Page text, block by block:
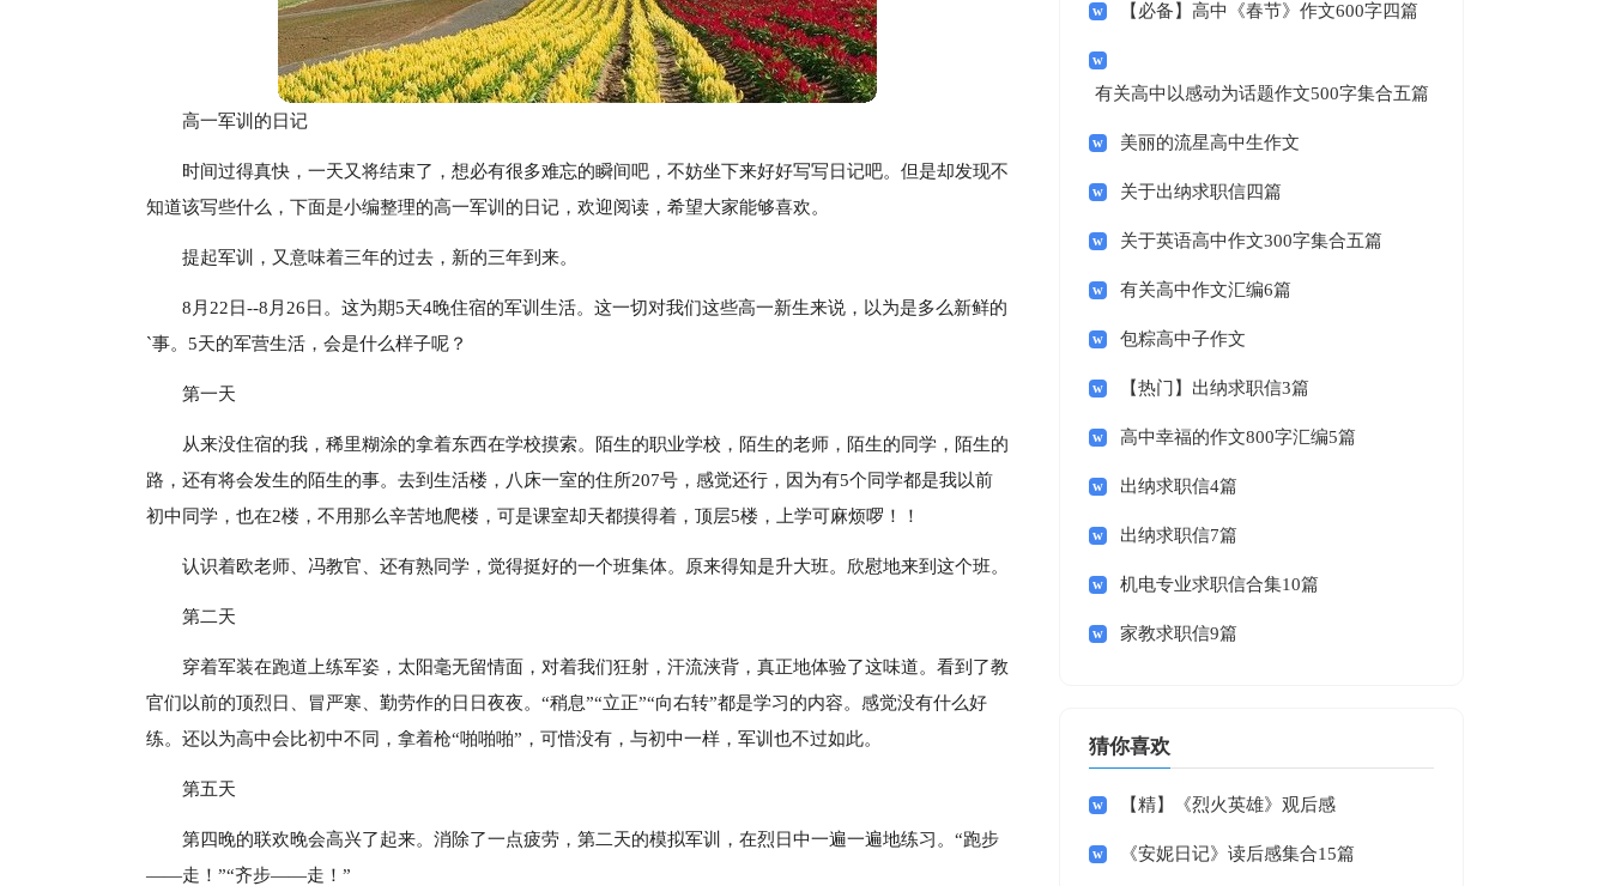
高一军训的日记
时间过得真快，一天又将结束了，想必有很多难忘的瞬间吧，不妨坐下来好好写写日记吧。但是却发现不
知道该写些什么，下面是小编整理的高一军训的日记，欢迎阅读，希望大家能够喜欢。
提起军训，又意味着三年的过去，新的三年到来。
8月22日--8月26日。这为期5天4晚住宿的军训生活。这一切对我们这些高一新生来说，以为是多么新鲜的
`事。5天的军营生活，会是什么样子呢？
第一天
从来没住宿的我，稀里糊涂的拿着东西在学校摸索。陌生的职业学校，陌生的老师，陌生的同学，陌生的
路，还有将会发生的陌生的事。去到生活楼，八床一室的住所207号，感觉还行，因为有5个同学都是我以前
初中同学，也在2楼，不用那么辛苦地爬楼，可是课室却天都摸得着，顶层5楼，上学可麻烦啰！！
认识着欧老师、冯教官、还有熟同学，觉得挺好的一个班集体。原来得知是升大班。欣慰地来到这个班。
第二天
穿着军装在跑道上练军姿，太阳毫无留情面，对着我们狂射，汗流浃背，真正地体验了这味道。看到了教
官们以前的顶烈日、冒严寒、勤劳作的日日夜夜。“稍息”“立正”“向右转”都是学习的内容。感觉没有什么好
练。还以为高中会比初中不同，拿着枪“啪啪啪”，可惜没有，与初中一样，军训也不过如此。
第五天
第四晚的联欢晚会高兴了起来。消除了一点疲劳，第二天的模拟军训，在烈日中一遍一遍地练习。“跑步
——走！”“齐步——走！”
【必备】高中《春节》作文600字四篇
有关高中以感动为话题作文500字集合五篇
美丽的流星高中生作文
关于出纳求职信四篇
关于英语高中作文300字集合五篇
有关高中作文汇编6篇
包粽高中子作文
【热门】出纳求职信3篇
高中幸福的作文800字汇编5篇
出纳求职信4篇
出纳求职信7篇
机电专业求职信合集10篇
家教求职信9篇
猜你喜欢
【精】《烈火英雄》观后感
《安妮日记》读后感集合15篇